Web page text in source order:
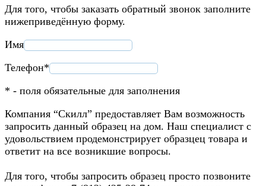
Для того, чтобы заказать обратный звонок заполните
нижеприведённую форму.
Имя
Телефон*
* - поля обязательные для заполнения
Компания “Скилл” предоставляет Вам возможность
запросить данный образец на дом. Наш специалист с
удовольствием продемонстрирует образцец товара и
ответит на все возникшие вопросы.
Для того, чтобы запросить образец просто позвоните